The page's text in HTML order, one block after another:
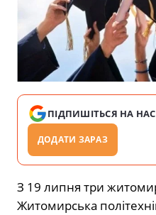
ПІДПИШІТЬСЯ НА НАС
ДОДАТИ ЗАРАЗ
З 19 липня три
Житомирська